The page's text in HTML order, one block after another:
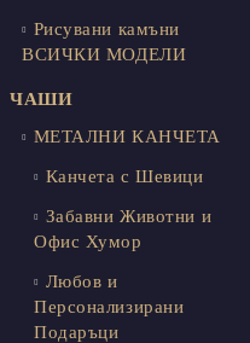
Рисувани камъни
ВСИЧКИ МОДЕЛИ
ЧАШИ
МЕТАЛНИ КАНЧЕТА
Канчета с Шевици
Забавни Животни и
Офис Хумор
Любов и
Персонализирани
Подаръци